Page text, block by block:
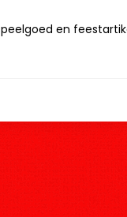
en